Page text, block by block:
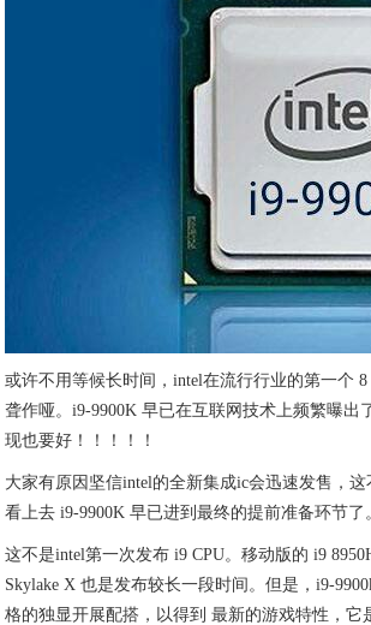
或许不用等候长时间，intel在流行行业的第一个
聋作哑。i9-9900K 早已在互联网技术上频繁曝出
现也要好！！！！！
大家有原因坚信intel的全新集成ic会迅速发售，
看上去 i9-9900K 早已进到最终的提前准备环节了
这不是intel第一次发布 i9 CPU。移动版的 i9
Skylake X 也是发布较长一段时间。但是，i9-
格的独显开展配搭，以得到 最新的游戏特性，它